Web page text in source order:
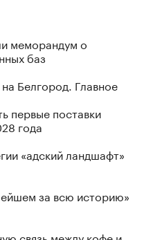
меморандум о
баз
Белгород. Главное
первые поставки
года
«адский ландшафт»
за всю историю»